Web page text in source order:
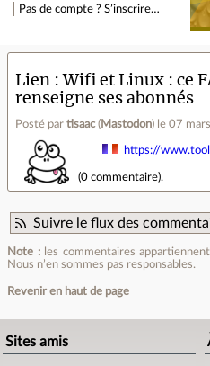
Pas de compte ? S’inscrire…
Lien
Wifi et Linux : ce
renseigne ses abonnés
Posté par tisaac( Mastodon) le 07
https://
(0 commentaire).
Suivre le flux des
Note :les commentaires
Nous n’en sommes pas responsables.
Revenir en haut de page
Sites amis